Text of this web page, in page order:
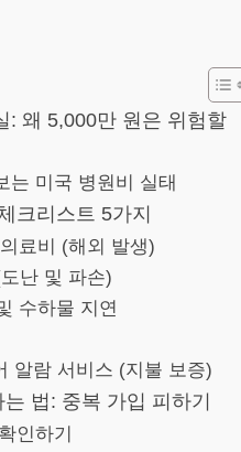
: 왜 5,000만 원은 위험할
는 미국 병원비 실태
크리스트 5가지
료비 (해외 발생)
난 및 파손)
수하물 지연
알람 서비스 (지불 보증)
법: 중복 가입 피하기
인하기